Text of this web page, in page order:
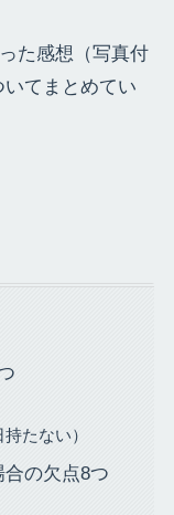
た感想（写真付
てまとめてい
たない）
の欠点8つ